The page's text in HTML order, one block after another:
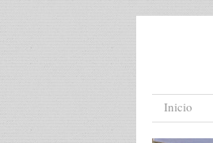
Menu
Skip to
Inicio